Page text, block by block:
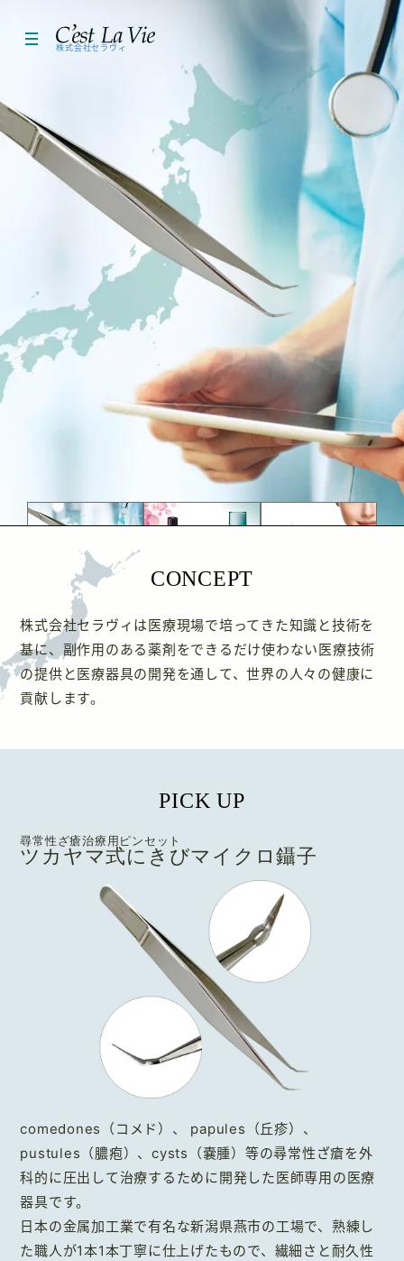
株式会社セラヴィ
HOME
医療機器
化粧品
エステ
お問い合わせ
会社概要
CONCEPT
株式会社セラヴィは医療現場で培ってきた知識と技術を
基に、副作用のある薬剤をできるだけ使わない医療技術
の提供と医療器具の開発を通して、世界の人々の健康に
貢献します。
PICK UP
尋常性ざ瘡治療用ピンセット
ツカヤマ式にきびマイクロ鑷子
comedones（コメド）、 papules（丘疹）、
pustules（膿疱）、cysts（嚢腫）等の尋常性ざ瘡を外
科的に圧出して治療するために開発した医師専用の医療
器具です。
日本の金属加工業で有名な新潟県燕市の工場で、熟練し
た職人が1本1本丁寧に仕上げたもので、繊細さと耐久性